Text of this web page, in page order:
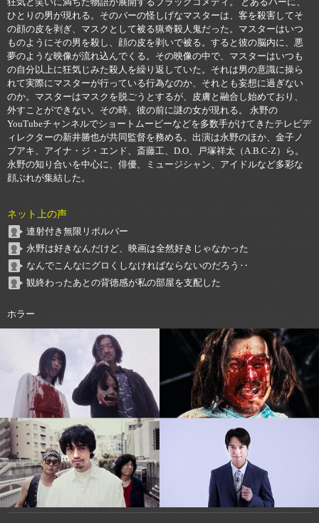
狂気と笑いに満ちた物語が展開するブラックコメディ。 とあるバーに、
ひとりの男が現れる。そのバーの怪しげなマスターは、客を殺害してそ
の顔の皮を剥ぎ、マスクとして被る猟奇殺人鬼だった。マスターはいつ
ものようにその男を殺し、顔の皮を剥いで被る。すると彼の脳内に、悪
夢のような映像が流れ込んでくる。その映像の中で、マスターはいつも
の自分以上に狂気じみた殺人を繰り返していた。それは男の意識に操ら
れて実際にマスターが行っている行為なのか、それとも妄想に過ぎない
のか。マスターはマスクを脱ごうとするが、皮膚と融合し始めており、
外すことができない。その時、彼の前に謎の女が現れる。 永野の
YouTubeチャンネルでショートムービーなどを多数手がけてきたテレビデ
ィレクターの新井勝也が共同監督を務める。出演は永野のほか、金子ノ
ブアキ、アイナ・ジ・エンド、斎藤工、D.O、戸塚祥太（A.B.C-Z）ら。
永野の知り合いを中心に、俳優、ミュージシャン、アイドルなど多彩な
顔ぶれが集結した。
ネット上の声
連射付き無限リボルバー
永野は好きなんだけど、映画は全然好きじゃなかった
なんでこんなにグロくしなければならないのだろう‥
観終わったあとの背徳感が私の部屋を支配した
ホラー